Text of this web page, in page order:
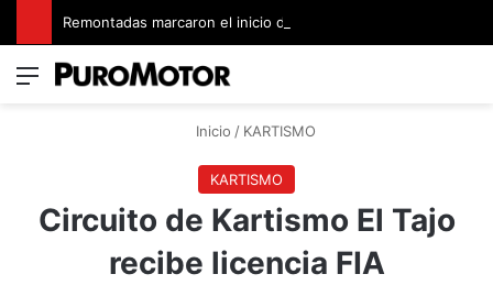
Menú
Inicio / KARTISMO
KARTISMO
Circuito de Kartismo El Tajo
recibe licencia FIA